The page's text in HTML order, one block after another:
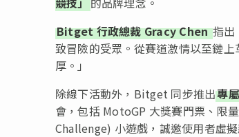
Bitget 行政總裁 Gracy Chen指出
致冒險的受眾。從賽道激情以至鏈
厚。」
除線下活動外，Bitget 同步推出專
會，包括 MotoGP 大獎賽門票、限
Challenge) 小遊戲，誠邀使用者虛